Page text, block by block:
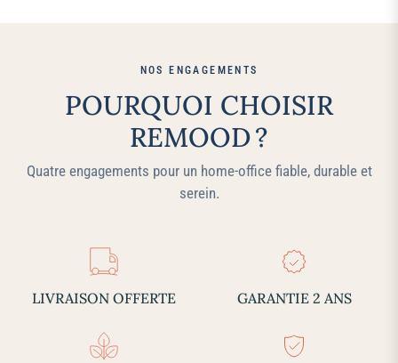
NOS ENGAGEMENTS
POURQUOI CHOISIR
REMOOD ?
Quatre engagements pour un home‑office fiable, durable et
serein.
LIVRAISON OFFERTE GARANTIE 2 ANS